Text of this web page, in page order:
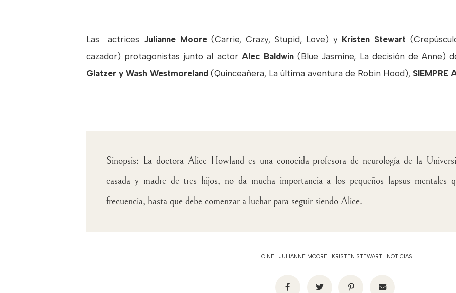
Las actrices Julianne Moore(Carrie, Crazy, Stupid, Love) y Kristen Stewart
cazador) protagonistas junto al actor Alec Baldwin (Blue Jasmine, La decisión de Anne)
Glatzer y Wash Westmoreland(Quinceañera, La última aventura de Robin Hood), SIEMPRE
Sinopsis: La doctora Alice Howland es una conocida profesora de neurología de la
casada y madre de tres hijos, no da mucha importancia a los pequeños lapsus mentales
frecuencia, hasta que debe comenzar a luchar para seguir siendo Alice.
CINE . JULIANNE MOORE . KRISTEN STEWART . NOTICIAS